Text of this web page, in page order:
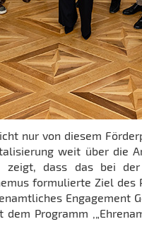
nur von diesem
weit über die
zeigt, dass das bei
formulierte Ziel des
dem Programm